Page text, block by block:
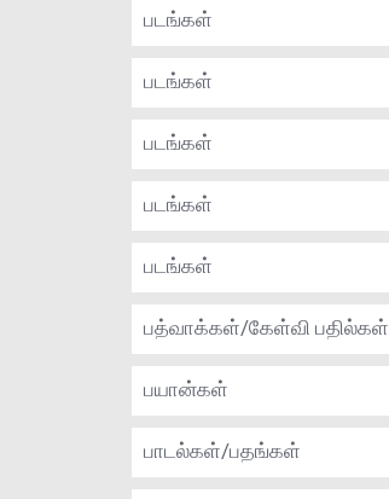
படங்கள்
படங்கள்
படங்கள்
படங்கள்
படங்கள்
பத்வாக்கள்/கேள்வி பதில்கள்
பயான்கள்
பாடல்கள்/பதங்கள்